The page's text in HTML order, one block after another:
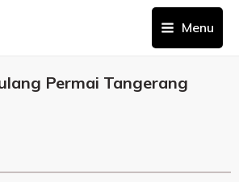
Menu
Permai Tangerang